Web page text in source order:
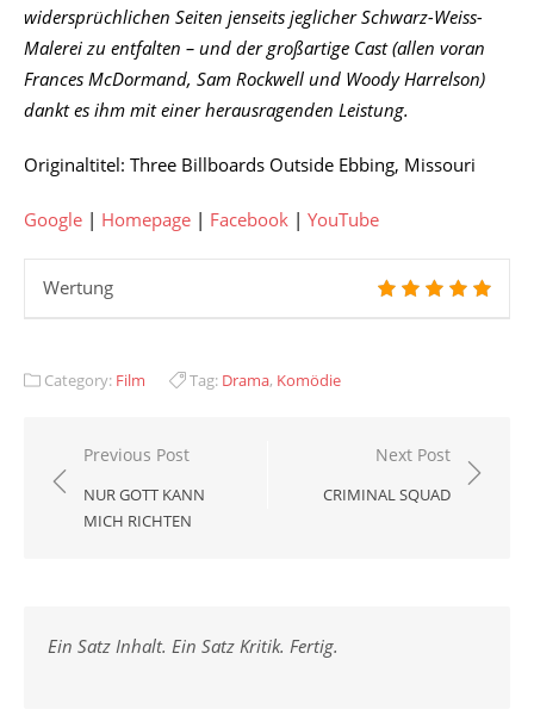
widersprüchlichen Seiten jenseits jeglicher Schwarz-Weiss-
Malerei zu entfalten – und der großartige Cast (allen voran
Frances McDormand, Sam Rockwell und Woody Harrelson)
dankt es ihm mit einer herausragenden Leistung.
Originaltitel: Three Billboards Outside Ebbing, Missouri
Google | Homepage | Facebook | YouTube
Wertung
Category: Film Tag: Drama, Komödie
Beitragsnavigation
Previous Post
NUR GOTT KANN
MICH RICHTEN
Next Post
CRIMINAL SQUAD
Ein Satz Inhalt. Ein Satz Kritik. Fertig.